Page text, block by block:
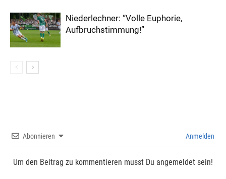
Niederlechner: “Volle Euphorie,
Aufbruchstimmung!”
Abonnieren Anmelden
Um den Beitrag zu kommentieren musst Du angemeldet sein!